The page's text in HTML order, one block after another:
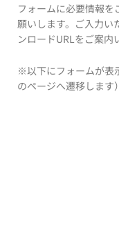
フォームに必要情報
願いします。ご入力い
ンロードURLをご案内
※以下にフォームが表
のページへ遷移します）